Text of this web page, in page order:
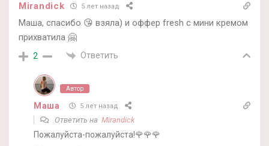
Mirandick 5 лет назад
Маша, спасибо 😘 взяла) и оффер fresh с мини кремом
прихватила 🤗
2 Ответить
Автор
Маша 5 лет назад
Ответить на Mirandick
Пожалуйста-пожалуйста!🌹🌹🌹